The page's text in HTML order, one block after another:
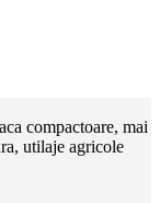
compactoare, mai
utilaje agricole